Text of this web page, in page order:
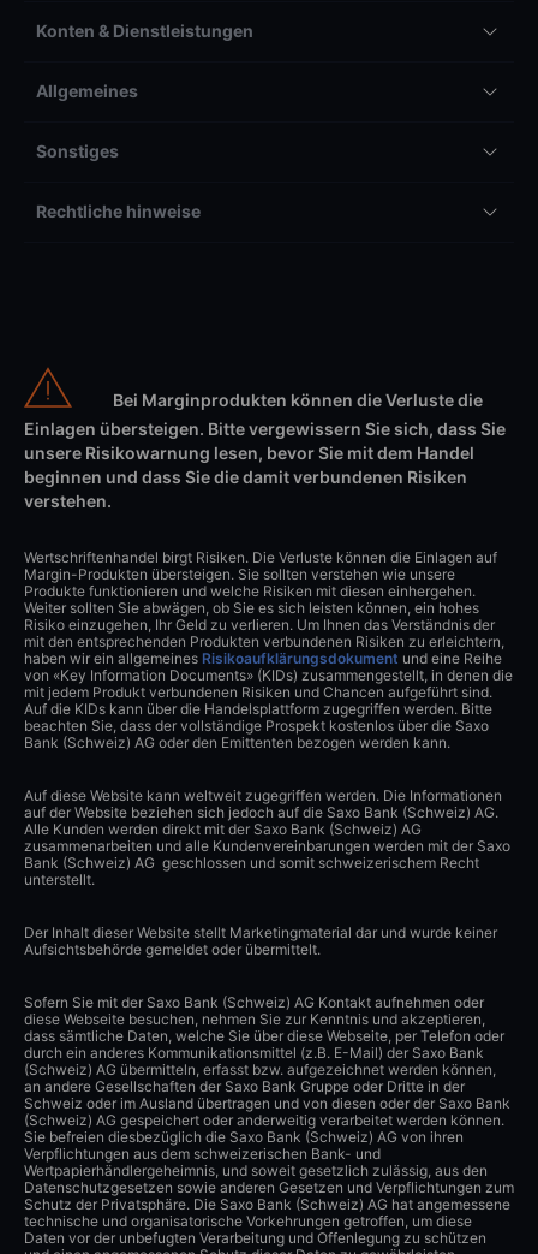
Konten & Dienstleistungen
Allgemeines
Sonstiges
Rechtliche hinweise
Bei Marginprodukten können die Verluste die
Einlagen übersteigen. Bitte vergewissern Sie sich, dass Sie
unsere Risikowarnung lesen, bevor Sie mit dem Handel
beginnen und dass Sie die damit verbundenen Risiken
verstehen.
Wertschriftenhandel birgt Risiken. Die Verluste können die Einlagen auf
Margin-Produkten übersteigen. Sie sollten verstehen wie unsere
Produkte funktionieren und welche Risiken mit diesen einhergehen.
Weiter sollten Sie abwägen, ob Sie es sich leisten können, ein hohes
Risiko einzugehen, Ihr Geld zu verlieren. Um Ihnen das Verständnis der
mit den entsprechenden Produkten verbundenen Risiken zu erleichtern,
haben wir ein allgemeines Risikoaufklärungsdokument und eine Reihe
von «Key Information Documents» (KIDs) zusammengestellt, in denen die
mit jedem Produkt verbundenen Risiken und Chancen aufgeführt sind.
Auf die KIDs kann über die Handelsplattform zugegriffen werden. Bitte
beachten Sie, dass der vollständige Prospekt kostenlos über die Saxo
Bank (Schweiz) AG oder den Emittenten bezogen werden kann.
Auf diese Website kann weltweit zugegriffen werden. Die Informationen
auf der Website beziehen sich jedoch auf die Saxo Bank (Schweiz) AG.
Alle Kunden werden direkt mit der Saxo Bank (Schweiz) AG
zusammenarbeiten und alle Kundenvereinbarungen werden mit der Saxo
Bank (Schweiz) AG geschlossen und somit schweizerischem Recht
unterstellt.
Der Inhalt dieser Website stellt Marketingmaterial dar und wurde keiner
Aufsichtsbehörde gemeldet oder übermittelt.
Sofern Sie mit der Saxo Bank (Schweiz) AG Kontakt aufnehmen oder
diese Webseite besuchen, nehmen Sie zur Kenntnis und akzeptieren,
dass sämtliche Daten, welche Sie über diese Webseite, per Telefon oder
durch ein anderes Kommunikationsmittel (z.B. E-Mail) der Saxo Bank
(Schweiz) AG übermitteln, erfasst bzw. aufgezeichnet werden können,
an andere Gesellschaften der Saxo Bank Gruppe oder Dritte in der
Schweiz oder im Ausland übertragen und von diesen oder der Saxo Bank
(Schweiz) AG gespeichert oder anderweitig verarbeitet werden können.
Sie befreien diesbezüglich die Saxo Bank (Schweiz) AG von ihren
Verpflichtungen aus dem schweizerischen Bank- und
Wertpapierhändlergeheimnis, und soweit gesetzlich zulässig, aus den
Datenschutzgesetzen sowie anderen Gesetzen und Verpflichtungen zum
Schutz der Privatsphäre. Die Saxo Bank (Schweiz) AG hat angemessene
technische und organisatorische Vorkehrungen getroffen, um diese
Daten vor der unbefugten Verarbeitung und Offenlegung zu schützen